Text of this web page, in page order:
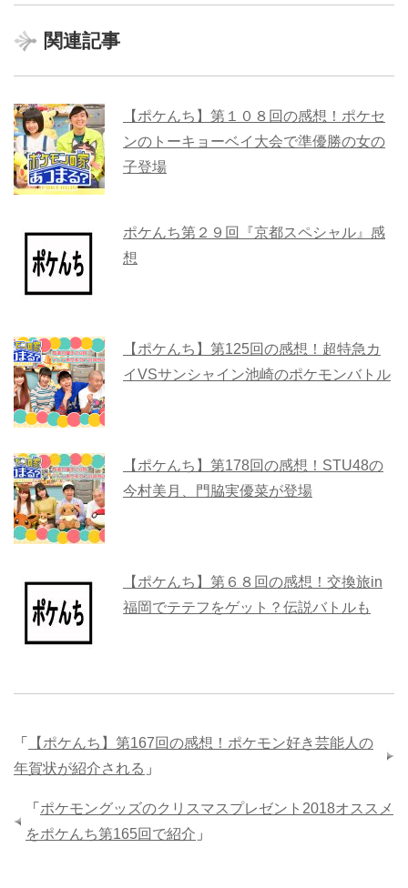
関連記事
【ポケんち】第１０８回の感想！ポケセ
ンのトーキョーベイ大会で準優勝の女の
子登場
ポケんち第２９回『京都スペシャル』感
想
【ポケんち】第125回の感想！超特急カ
イVSサンシャイン池崎のポケモンバトル
【ポケんち】第178回の感想！STU48の
今村美月、門脇実優菜が登場
【ポケんち】第６８回の感想！交換旅in
福岡でテテフをゲット？伝説バトルも
「
【ポケんち】第167回の感想！ポケモン好き芸能人の
年賀状が紹介される 」
「 ポケモングッズのクリスマスプレゼント2018オススメ
をポケんち第165回で紹介 」